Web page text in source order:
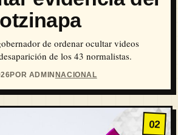
de ordenar ocultar videos
de los 43 normalistas.
POR ADMIN NACIONAL
02